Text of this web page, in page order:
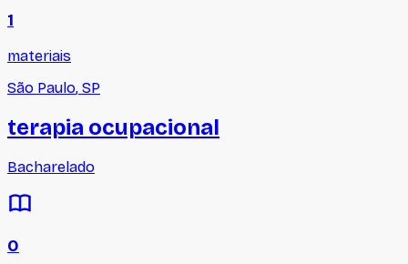
1
materiais
São Paulo, SP
terapia ocupacional
Bacharelado
0